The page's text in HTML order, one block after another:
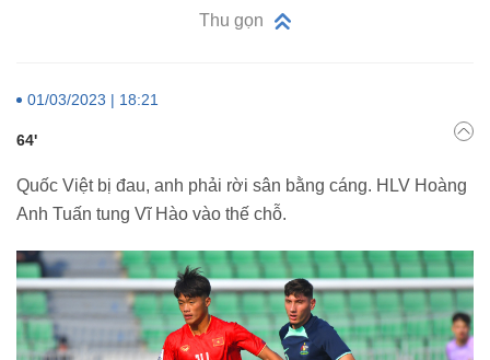
Thu gọn
01/03/2023 | 18:21
64'
Quốc Việt bị đau, anh phải rời sân bằng cáng. HLV Hoàng
Anh Tuấn tung Vĩ Hào vào thế chỗ.